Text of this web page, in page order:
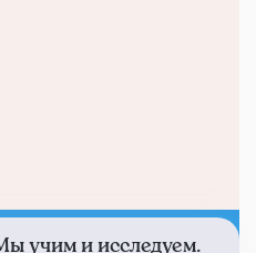
учим и исследуем.